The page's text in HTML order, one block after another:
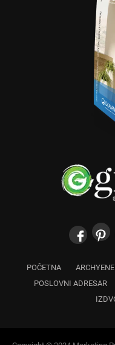
POČETNA
POSLOVNI ADRESAR